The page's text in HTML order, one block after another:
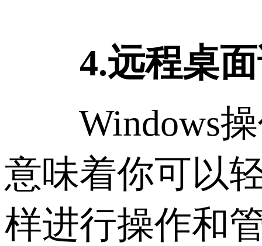
4.远程桌面
Windows操
意味着你可以
样进行操作和